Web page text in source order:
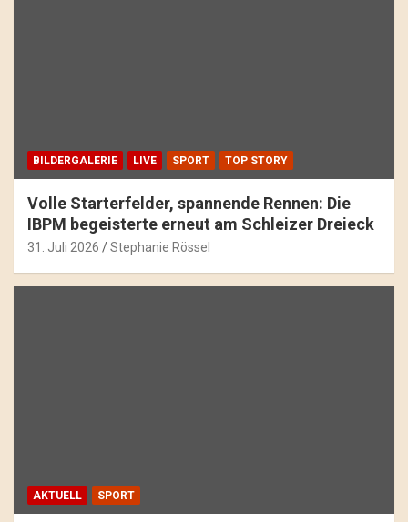
BILDERGALERIE LIVE SPORT TOP STORY
Volle Starterfelder, spannende Rennen: Die
IBPM begeisterte erneut am Schleizer Dreieck
31. Juli 2026 Stephanie Rössel
AKTUELL SPORT